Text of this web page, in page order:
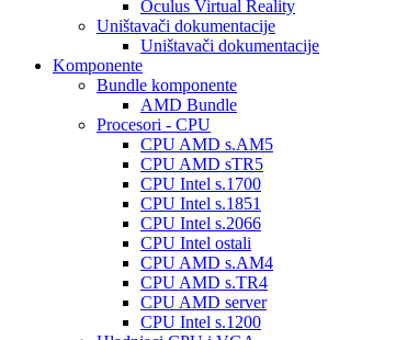
Oculus Virtual Reality
Uništavači dokumentacije
Uništavači dokumentacije
Komponente
Bundle komponente
AMD Bundle
Procesori - CPU
CPU AMD s.AM5
CPU AMD sTR5
CPU Intel s.1700
CPU Intel s.1851
CPU Intel s.2066
CPU Intel ostali
CPU AMD s.AM4
CPU AMD s.TR4
CPU AMD server
CPU Intel s.1200